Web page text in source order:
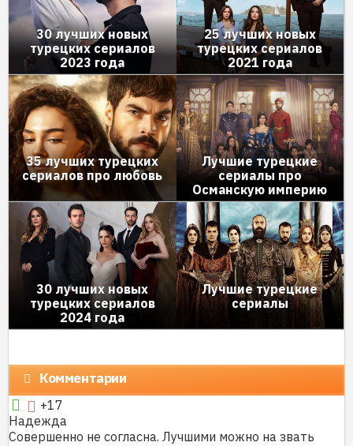
30 лучших новых
турецких сериалов
2023 года
25 лучших новых
турецких сериалов
2021 года
35 лучших турецких
сериалов про любовь
Лучшие турецкие
сериалы про
Османскую империю
30 лучших новых
турецких сериалов
2024 года
Лучшие турецкие
сериалы
Комментарии
+17
Надежда
Совершенно не согласна. Лучшими можно на звать